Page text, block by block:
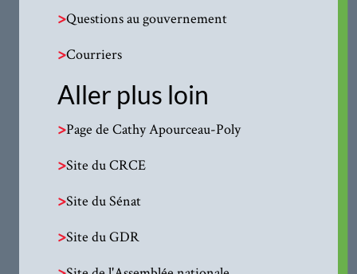
>Questions au gouvernement
>Courriers
Aller plus loin
>Page de Cathy Apourceau-Poly
>Site du CRCE
>Site du Sénat
>Site du GDR